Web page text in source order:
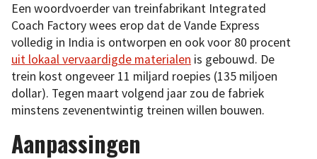
Een woordvoerder van treinfabrikant Integrated
Coach Factory wees erop dat de Vande Express
volledig in India is ontworpen en ook voor 80 procent
uit lokaal vervaardigde materialen is gebouwd. De
trein kost ongeveer 11 miljard roepies (135 miljoen
dollar). Tegen maart volgend jaar zou de fabriek
minstens zevenentwintig treinen willen bouwen.
Aanpassingen